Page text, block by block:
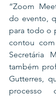
“Zoom
do evento,
para todo o
contou
Secretária
também
Gutterres,